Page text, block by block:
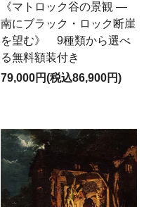
《マトロック谷の景観 ―
南にブラック・ロック断崖
を望む》 9種類から選べ
る無料額装付き
79,000円(税込86,900円)